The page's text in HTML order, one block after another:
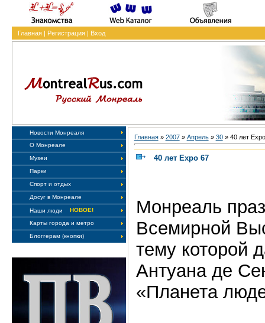
Главная| Регистрация| Вход
Новости Монреаля
О Монреале
Музеи
Парки
Спорт и отдых
Досуг в Монреале
Наши люди
НОВОЕ!
Карты города и метро
Блоггерам (кнопки)
Главная» 2007 » Апрель » 30» 40 лет
40 лет Expo 67
Монреаль
Всемирной
тему которой
Антуана де
«Планета